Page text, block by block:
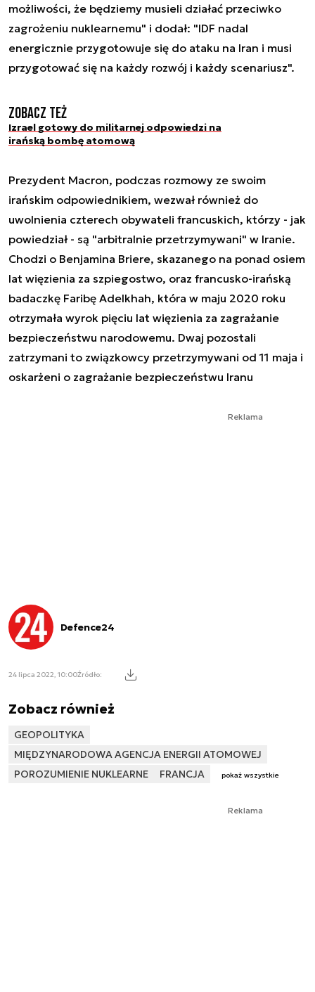
możliwości, że będziemy musieli działać przeciwko
zagrożeniu nuklearnemu" i dodał: "IDF nadal
energicznie przygotowuje się do ataku na Iran i musi
przygotować się na każdy rozwój i każdy scenariusz".
Zobacz też
Izrael gotowy do militarnej odpowiedzi na
irańską bombę atomową
Prezydent Macron, podczas rozmowy ze swoim
irańskim odpowiednikiem, wezwał również do
uwolnienia czterech obywateli francuskich, którzy - jak
powiedział - są "arbitralnie przetrzymywani" w Iranie.
Chodzi o Benjamina Briere, skazanego na ponad osiem
lat więzienia za szpiegostwo, oraz francusko-irańską
badaczkę Faribę Adelkhah, która w maju 2020 roku
otrzymała wyrok pięciu lat więzienia za zagrażanie
bezpieczeństwu narodowemu. Dwaj pozostali
zatrzymani to związkowcy przetrzymywani od 11 maja i
oskarżeni o zagrażanie bezpieczeństwu Iranu
Reklama
Defence24
24 lipca 2022, 10:00Źródło:
Zobacz również
GEOPOLITYKA
MIĘDZYNARODOWA AGENCJA ENERGII ATOMOWEJ
POROZUMIENIE NUKLEARNE
FRANCJA pokaż wszystkie
Reklama